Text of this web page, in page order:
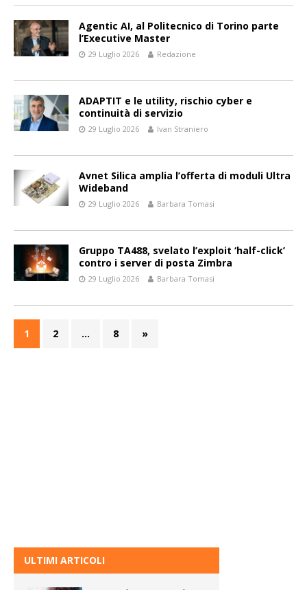
Agentic AI, al Politecnico di Torino parte
l’Executive Master
29 Luglio 2026 Redazione
ADAPTIT e le utility, rischio cyber e
continuità di servizio
29 Luglio 2026 Ivan Straniero
Avnet Silica amplia l’offerta di moduli Ultra
Wideband
29 Luglio 2026 Barbara Tomasi
Gruppo TA488, svelato l’exploit ‘half-click’
contro i server di posta Zimbra
29 Luglio 2026 Barbara Tomasi
1 2 … 8 »
ULTIMI ARTICOLI